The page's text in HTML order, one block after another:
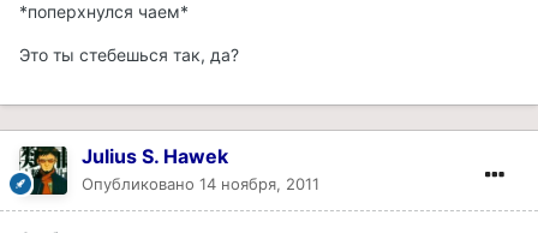
*поперхнулся чаем*
Это ты стебешься так, да?
Julius S. Hawek
Опубликовано 14 ноября, 2011